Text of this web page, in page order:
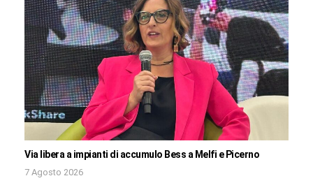
Via libera a impianti di accumulo Bess a Melfi e Picerno
7 Agosto 2026